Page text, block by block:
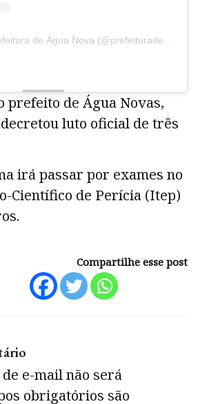
prefeito de Água Novas,
decretou luto oficial de três
irá passar por exames no
Científico de Perícia (Itep)
Compartilhe esse post
e-mail não será
obrigatórios são